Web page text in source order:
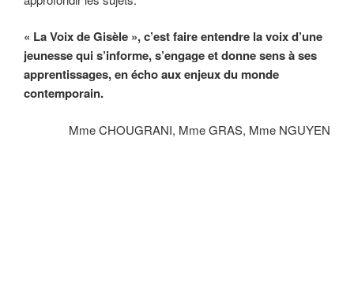
« La Voix de Gisèle », c’est faire entendre la voix d’une
jeunesse qui s’informe, s’engage et donne sens à ses
apprentissages, en écho aux enjeux du monde
contemporain.
Mme CHOUGRANI, Mme GRAS, Mme NGUYEN